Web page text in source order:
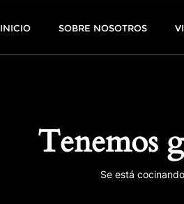
INICIO SOBRE NOSOTROS
Tenemos
Se está